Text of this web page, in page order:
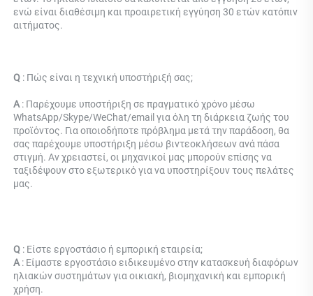
ενώ είναι διαθέσιμη και προαιρετική εγγύηση 30 ετών κατόπιν
αιτήματος.
Q : Πώς είναι η τεχνική υποστήριξή σας;
Α : Παρέχουμε υποστήριξη σε πραγματικό χρόνο μέσω
WhatsApp/Skype/WeChat/email για όλη τη διάρκεια ζωής του
προϊόντος. Για οποιοδήποτε πρόβλημα μετά την παράδοση, θα
σας παρέχουμε υποστήριξη μέσω βιντεοκλήσεων ανά πάσα
στιγμή. Αν χρειαστεί, οι μηχανικοί μας μπορούν επίσης να
ταξιδέψουν στο εξωτερικό για να υποστηρίξουν τους πελάτες
μας.
Q : Είστε εργοστάσιο ή εμπορική εταιρεία;
Α : Είμαστε εργοστάσιο ειδικευμένο στην κατασκευή διαφόρων
ηλιακών συστημάτων για οικιακή, βιομηχανική και εμπορική
χρήση.